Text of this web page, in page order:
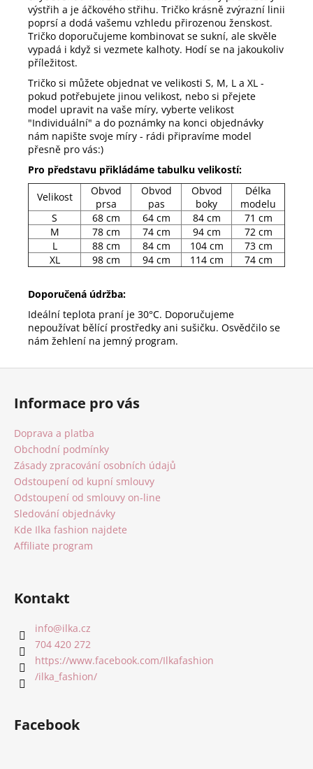
výstřih a je áčkového střihu. Tričko krásně zvýrazní linii
poprsí a dodá vašemu vzhledu přirozenou ženskost.
Tričko doporučujeme kombinovat se sukní, ale skvěle
vypadá i když si vezmete kalhoty. Hodí se na jakoukoliv
příležitost.
Tričko si můžete objednat ve velikosti S, M, L a XL -
pokud potřebujete jinou velikost, nebo si přejete
model upravit na vaše míry, vyberte velikost
"Individuální" a do poznámky na konci objednávky
nám napište svoje míry - rádi připravíme model
přesně pro vás:)
Pro představu přikládáme tabulku velikostí:
Velikost
Obvod
prsa
Obvod
pas
Obvod
boky
Délka
modelu
S
68 cm 64 cm 84 cm
71 cm
M
78 cm 74 cm 94 cm
72 cm
L
88 cm 84 cm 104 cm
73 cm
XL
98 cm 94 cm 114 cm 74 cm
Doporučená údržba:
Ideální teplota praní je 30°C. Doporučujeme
nepoužívat bělící prostředky ani sušičku. Osvědčilo se
nám žehlení na jemný program.
Z
Informace pro vás
Doprava a platba
Obchodní podmínky
Zásady zpracování osobních údajů
Odstoupení od kupní smlouvy
Odstoupení od smlouvy on-line
Sledování objednávky
Kde Ilka fashion najdete
Affiliate program
Kontakt
info@ilka.cz
704 420 272
https://www.facebook.com/Ilkafashion
/ilka_fashion/
Facebook